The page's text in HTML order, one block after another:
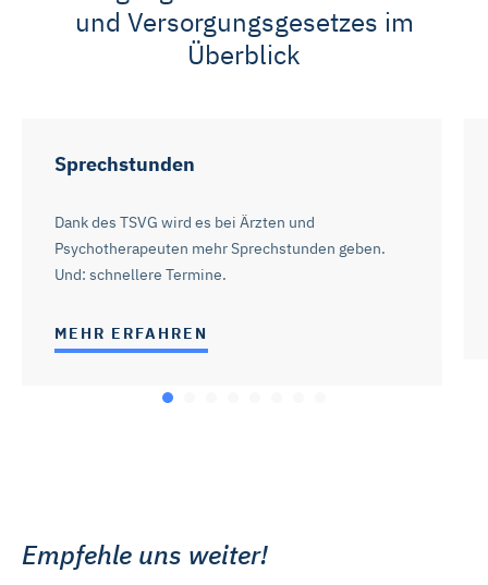
und Versorgungsgesetzes im
Überblick
Sprechstunden
Dank des TSVG wird es bei Ärzten und
Psychotherapeuten mehr Sprechstunden geben.
Und: schnellere Termine.
MEHR ERFAHREN
Empfehle uns weiter!